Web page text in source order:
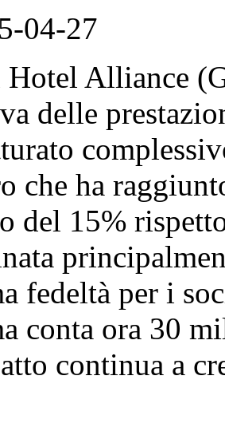
04-27
Alliance
delle
che ha
del 15%
fedeltà per i
conta ora 30
continua a